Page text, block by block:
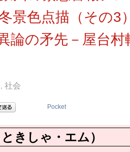
景色点描（その3
論の矛先－屋台
, 社会
Pocket
きしゃ・エム）